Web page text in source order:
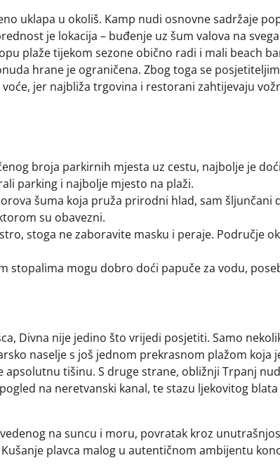
uklapa u okoliš. Kamp nudi osnovne sadržaje
je lokacija – buđenje uz šum valova na
plaže tijekom sezone obično radi i mali beach
hrane je ograničena. Zbog toga se
jer najbliža trgovina i restorani zahtijevaju
broja parkirnih mjesta uz cestu, najbolje je
parking i najbolje mjesto na plaži.
šuma koja pruža prirodni hlad, sam šljunčani
su obavezni.
stoga ne zaboravite masku i peraje. Područje
stopalima mogu dobro doći papuče za vodu,
Divna nije jedino što vrijedi posjetiti. Samo
naselje s još jednom prekrasnom plažom koja
apsolutnu tišinu. S druge strane, obližnji Trpanj
na neretvanski kanal, te stazu ljekovitog blata
na suncu i moru, povratak kroz
plavca malog u autentičnom ambijentu